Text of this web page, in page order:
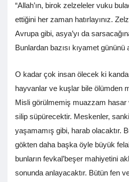
“Allah’ın, birok zelzeleler vuku
ettiğini her zaman hatırlayınız.
Avrupa gibi, asya’yı da
Bunlardan bazısı kıyamet gününü
O kadar çok insan ölecek ki
hayvanlar ve kuşlar bile ölümden
Misli görülmemiş muazzam
silip süpürecektir. Meskenler,
yaşamamış gibi, harab olacaktır.
gökten daha başka öyle büyük
bunların fevkal’beşer mahiyetini
sonunda anlayacaktır. Bütün fen